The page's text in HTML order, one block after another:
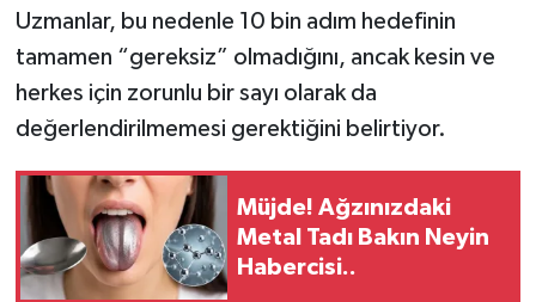
Uzmanlar, bu nedenle 10 bin adım hedefinin
tamamen “gereksiz” olmadığını, ancak kesin ve
herkes için zorunlu bir sayı olarak da
değerlendirilmemesi gerektiğini belirtiyor.
Müjde! Ağzınızdaki
Metal Tadı Bakın Neyin
Habercisi..
Sağlık
Şaphane
Simav
Siyaset
Spor